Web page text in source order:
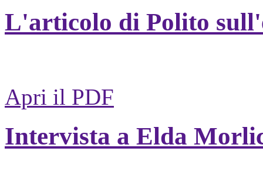
L'articolo di Polito
Apri il PDF
Intervista a Elda